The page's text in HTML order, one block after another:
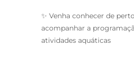
✨ Venha conhecer de
acompanhar a
atividades aquáticas